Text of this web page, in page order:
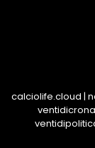
calciolife.cloud |